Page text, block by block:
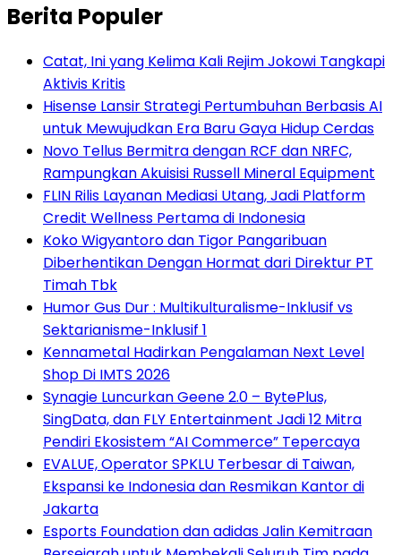
Berita Populer
Catat, Ini yang Kelima Kali Rejim Jokowi Tangkapi
Aktivis Kritis
Hisense Lansir Strategi Pertumbuhan Berbasis AI
untuk Mewujudkan Era Baru Gaya Hidup Cerdas
Novo Tellus Bermitra dengan RCF dan NRFC,
Rampungkan Akuisisi Russell Mineral Equipment
FLIN Rilis Layanan Mediasi Utang, Jadi Platform
Credit Wellness Pertama di Indonesia
Koko Wigyantoro dan Tigor Pangaribuan
Diberhentikan Dengan Hormat dari Direktur PT
Timah Tbk
Humor Gus Dur : Multikulturalisme-Inklusif vs
Sektarianisme-Inklusif 1
Kennametal Hadirkan Pengalaman Next Level
Shop Di IMTS 2026
Synagie Luncurkan Geene 2.0 – BytePlus,
SingData, dan FLY Entertainment Jadi 12 Mitra
Pendiri Ekosistem “AI Commerce” Tepercaya
EVALUE, Operator SPKLU Terbesar di Taiwan,
Ekspansi ke Indonesia dan Resmikan Kantor di
Jakarta
Esports Foundation dan adidas Jalin Kemitraan